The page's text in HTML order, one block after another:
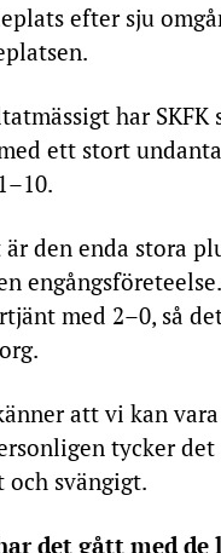
efter sju
har
ett stort
är den enda stora
med 2–0, så
att vi kan
tycker
och svängigt.
det gått med